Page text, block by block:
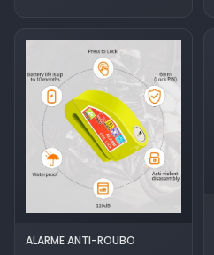
ALARME ANTI-ROUBO